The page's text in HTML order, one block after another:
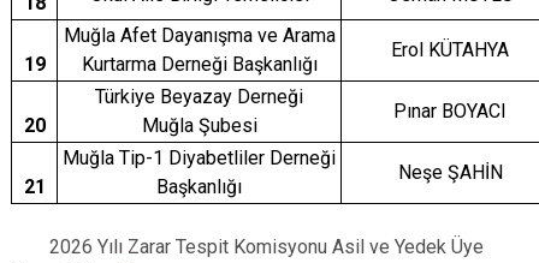
19
Muğla Afet Dayanışma ve Arama
Kurtarma Derneği Başkanlığı
Erol KÜTAHYA
20
Türkiye Beyazay Derneği
Muğla Şubesi
Pınar BOYACI
21
Muğla Tip-1 Diyabetliler Derneği
Başkanlığı
Neşe ŞAHİN
2026 Yılı Zarar Tespit Komisyonu Asil ve Yedek Üye